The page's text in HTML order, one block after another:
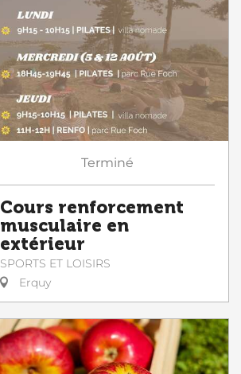
Terminé
Cours renforcement
musculaire en
extérieur
SPORTS ET LOISIRS
Erquy